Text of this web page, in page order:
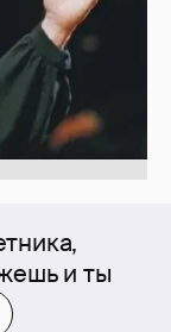
и ты